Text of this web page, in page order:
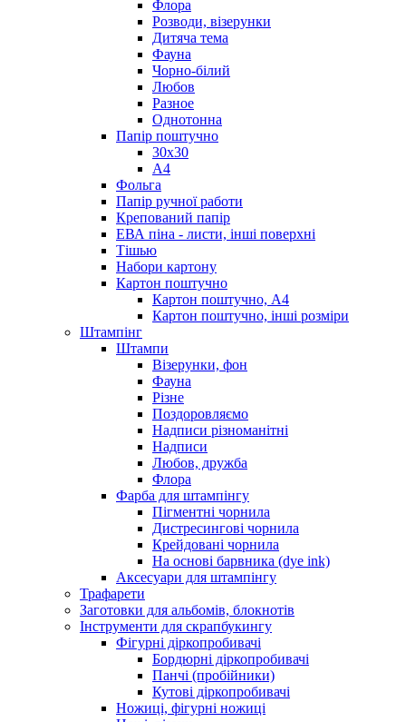
Флора
Розводи, візерунки
Дитяча тема
Фауна
Чорно-білий
Любов
Разное
Однотонна
Папір поштучно
30х30
А4
Фольга
Папір ручної работи
Крепований папір
ЕВА піна - листи, інші поверхні
Тішью
Набори картону
Картон поштучно
Картон поштучно, А4
Картон поштучно, інші розміри
Штампінг
Штампи
Візерунки, фон
Фауна
Різне
Поздоровляємо
Надписи різноманітні
Надписи
Любов, дружба
Флора
Фарба для штампінгу
Пігментні чорнила
Дистресингові чорнила
Крейдовані чорнила
На основі барвника (dye ink)
Аксесуари для штампінгу
Трафарети
Заготовки для альбомів, блокнотів
Інструменти для скрапбукингу
Фігурні діркопробивачі
Бордюрні діркопробивачі
Панчі (пробійники)
Кутові діркопробивачі
Ножиці, фігурні ножиці